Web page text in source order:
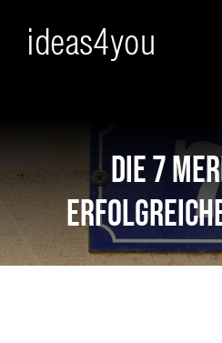
Ja
Die 7